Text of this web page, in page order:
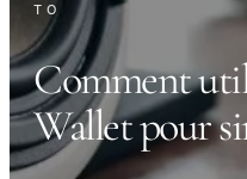
TO
Comment
Wallet pour